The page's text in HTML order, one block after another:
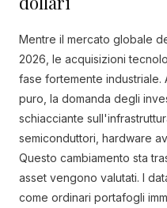
Mentre il mercato globale
2026, le acquisizioni
fase fortemente industriale.
puro, la domanda degli
schiacciante
semiconduttori, hardware
Questo cambiamento sta
asset vengono valutati. I
come ordinari portafogli